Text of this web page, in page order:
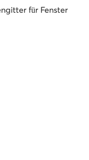
für Fenster